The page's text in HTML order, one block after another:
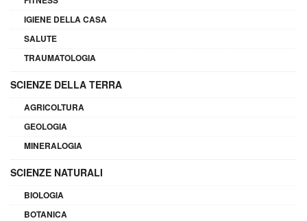
IGIENE DELLA CASA
SALUTE
TRAUMATOLOGIA
SCIENZE DELLA TERRA
AGRICOLTURA
GEOLOGIA
MINERALOGIA
SCIENZE NATURALI
BIOLOGIA
BOTANICA